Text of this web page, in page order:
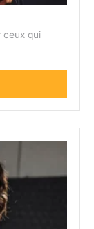
ceux qui